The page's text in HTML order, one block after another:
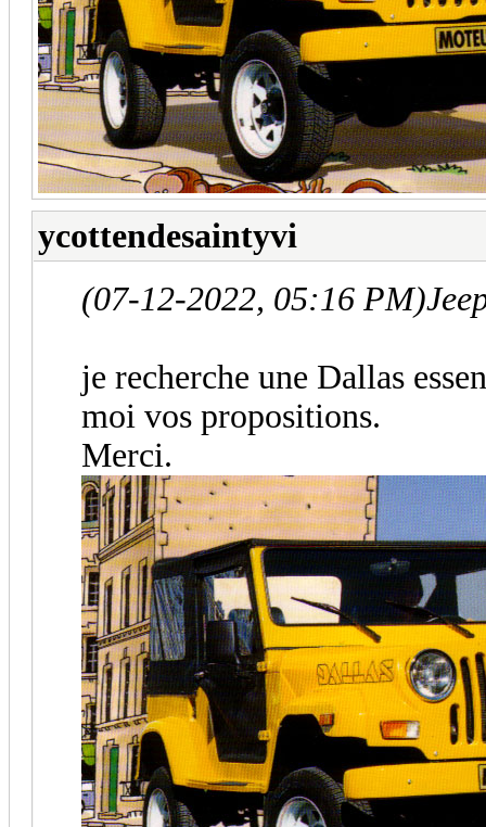
ycottendesaintyvi
(07-12-2022, 05:16 PM)
je recherche une Dallas
moi vos propositions.
Merci.